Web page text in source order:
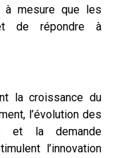
à mesure que les
de répondre à
la croissance du
l’évolution des
et la demande
l’innovation